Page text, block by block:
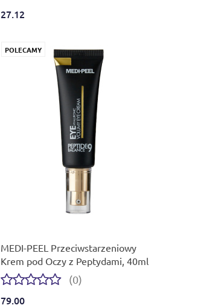
27.12
POLECAMY
MEDI-PEEL Przeciwstarzeniowy
Krem ​​pod Oczy z Peptydami, 40ml
(0)
79.00